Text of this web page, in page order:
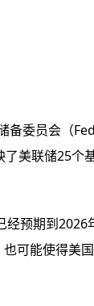
委员会（
美联储25个
预期到
可能使得美